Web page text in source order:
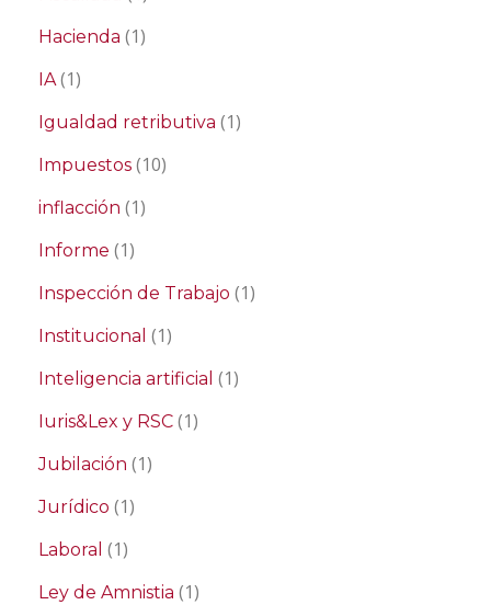
Hacienda (1)
IA(1)
Igualdad retributiva (1)
Impuestos (10)
inflacción (1)
Informe (1)
Inspección de Trabajo (1)
Institucional (1)
Inteligencia artificial (1)
Iuris&Lex y RSC (1)
Jubilación (1)
Jurídico (1)
Laboral (1)
Ley de Amnistia (1)